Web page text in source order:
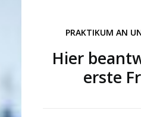
PRAKTIKUM AN
Hier
erste